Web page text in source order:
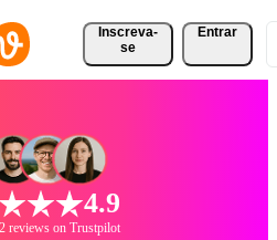
Inscreva-
se
Entrar
4.9
reviews on Trustpilot